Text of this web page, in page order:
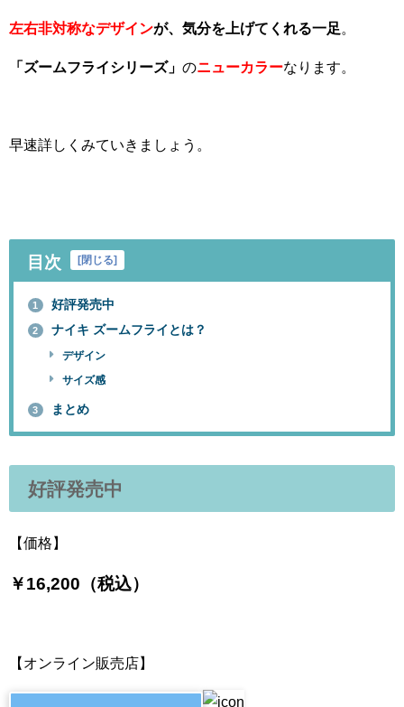
左右非対称なデザインが、気分を上げてくれる一足
「ズームフライシリーズ」 のニューカラーなります。
早速詳しくみていきましょう。
目次 [閉じる]
1 好評発売中
2 ナイキ ズームフライとは？
デザイン
サイズ感
3 まとめ
好評発売中
【価格】
￥16,200（税込）
【オンライン販売店】